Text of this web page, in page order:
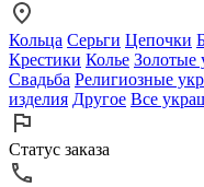
Кольца Серьги Цепочки
Крестики Колье Золотые
Свадьба Религиозные
изделия Другое Все
Статус заказа